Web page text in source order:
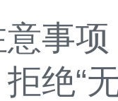
项
绝“